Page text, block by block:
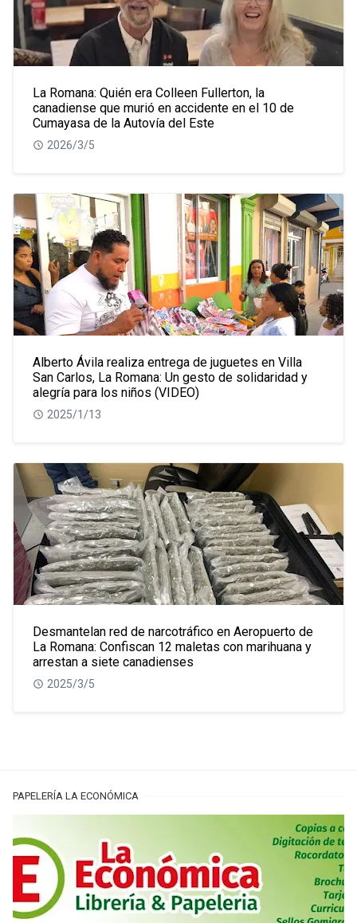
La Romana: Quién era Colleen Fullerton, la
canadiense que murió en accidente en el 10 de
Cumayasa de la Autovía del Este
2026/3/5
Alberto Ávila realiza entrega de juguetes en Villa
San Carlos, La Romana: Un gesto de solidaridad y
alegría para los niños (VIDEO)
2025/1/13
Desmantelan red de narcotráfico en Aeropuerto de
La Romana: Confiscan 12 maletas con marihuana y
arrestan a siete canadienses
2025/3/5
PAPELERÍA LA ECONÓMICA